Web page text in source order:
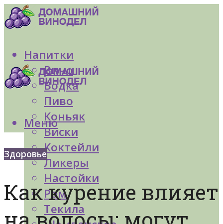
Напитки
Вино
Водка
Пиво
Коньяк
Виски
Коктейли
Ликеры
Настойки
Ром
Текила
Меню
Здоровье
Как курение влияет